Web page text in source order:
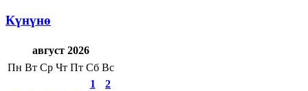
Күнүнө
август 2026
Пн Вт Ср Чт Пт Сб Вс
1
2